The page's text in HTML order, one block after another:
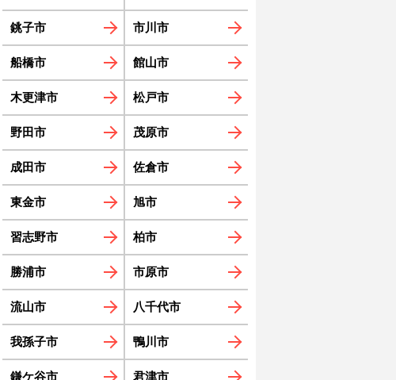
銚子市 市川市
船橋市 館山市
木更津市 松戸市
野田市 茂原市
成田市 佐倉市
東金市 旭市
習志野市 柏市
勝浦市 市原市
流山市 八千代市
我孫子市 鴨川市
鎌ケ谷市 君津市